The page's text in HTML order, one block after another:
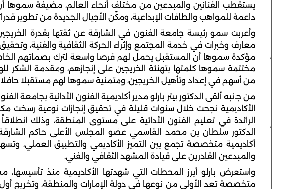
يستقطب الفنانين والمبدعين من مختلف أنحاء العالم، مضيفة سموها
داعمة للمواهب والطاقات الإبداعية، ومكّن الأجيال الجديدة من تطوير
وأعربت سمو رئيسة جامعة الفنون في الشارقة عن ثقتها بقدرة
معارف وخبرات في خدمة المجتمع وإثراء الحركة الثقافية والفنية،
مؤكدةً سموها أن المستقبل يحمل لهم فرصاً واسعة لترك بصماتهم
مختتمةً سموها كلمتها بتهنئة الخريجين على إنجازهم، ومقدمةً الشكر
من أسهم في إعداد وتأهيل الخريجين، ومتمنيةً سموها لهم مستقبلاً حافلاً
من جانبه ألقى الدكتور بيتر بارلو مدير أكاديمية الفنون الأدائية بجامعة
الأكاديمية نجحت خلال سنوات قليلة في تحقيق إنجازات نوعية رسخت
الرائدة في تعليم الفنون الأدائية على مستوى المنطقة، وذلك
الدكتور سلطان بن محمد القاسمي عضو المجلس الأعلى حاكم
أكاديمية متخصصة تجمع بين التميز الأكاديمي والتطبيق العملي،
والمبدعين القادرين على قيادة المشهد الثقافي والفني.
واستعرض بارلو أبرز المحطات التي شهدتها الأكاديمية منذ تأسيسها،
متخصصة تعد الأولى من نوعها في دولة الإمارات والمنطقة، وتخريج